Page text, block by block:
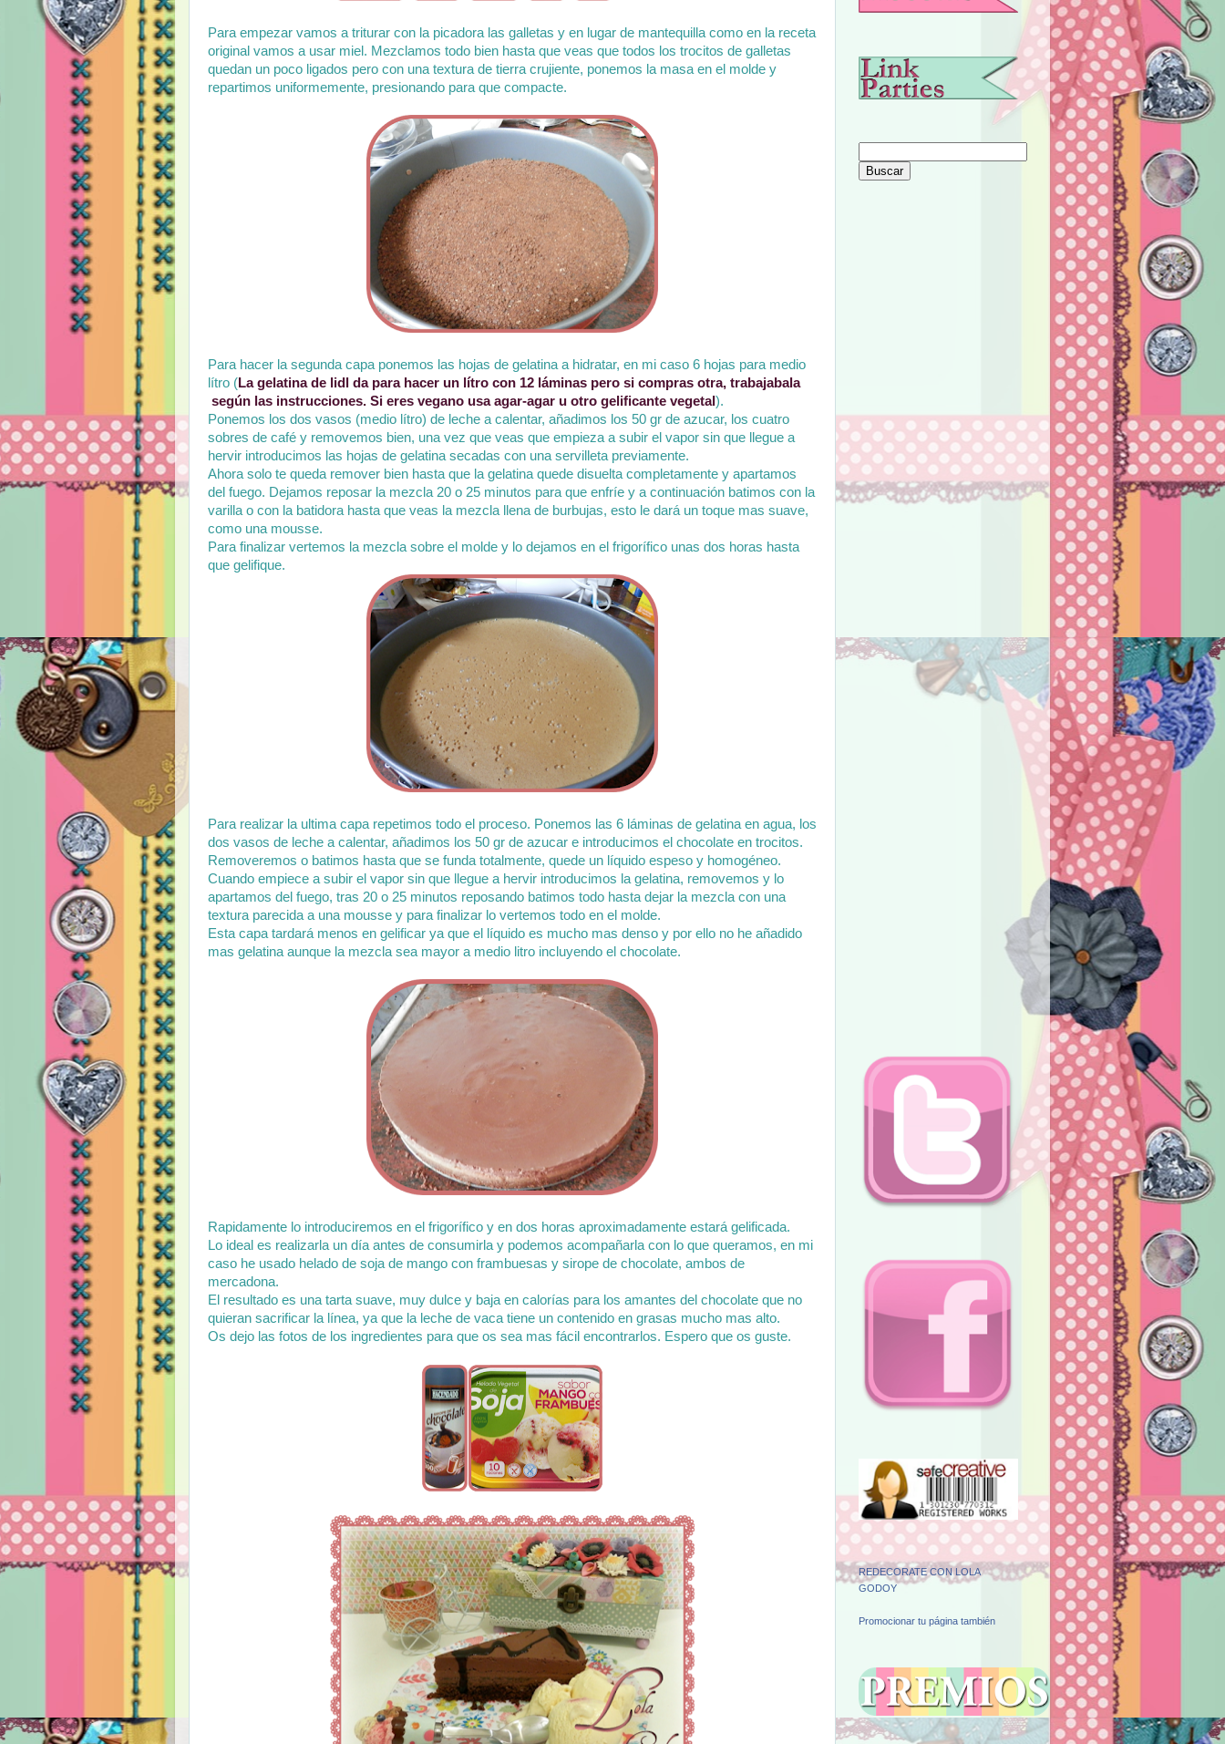
Para empezar vamos a triturar con la picadora las galletas y en lugar de mantequilla como en la receta
original vamos a usar miel. Mezclamos todo bien hasta que veas que todos los trocitos de galletas
quedan un poco ligados pero con una textura de tierra crujiente, ponemos la masa en el molde y
repartimos uniformemente, presionando para que compacte.
Para hacer la segunda capa ponemos las hojas de gelatina a hidratar, en mi caso 6 hojas para medio
lítro (La gelatina de lidl da para hacer un lítro con 12 láminas pero si compras otra, trabajabala
según las instrucciones. Si eres vegano usa agar-agar u otro gelificante vegetal).
Ponemos los dos vasos (medio lítro) de leche a calentar, añadimos los 50 gr de azucar, los cuatro
sobres de café y removemos bien, una vez que veas que empieza a subir el vapor sin que llegue a
hervir introducimos las hojas de gelatina secadas con una servilleta previamente.
Ahora solo te queda remover bien hasta que la gelatina quede disuelta completamente y apartamos
del fuego. Dejamos reposar la mezcla 20 o 25 minutos para que enfríe y a continuación batimos con la
varilla o con la batidora hasta que veas la mezcla llena de burbujas, esto le dará un toque mas suave,
como una mousse.
Para finalizar vertemos la mezcla sobre el molde y lo dejamos en el frigorífico unas dos horas hasta
que gelifique.
Para realizar la ultima capa repetimos todo el proceso. Ponemos las 6 láminas de gelatina en agua, los
dos vasos de leche a calentar, añadimos los 50 gr de azucar e introducimos el chocolate en trocitos.
Removeremos o batimos hasta que se funda totalmente, quede un líquido espeso y homogéneo.
Cuando empiece a subir el vapor sin que llegue a hervir introducimos la gelatina, removemos y lo
apartamos del fuego, tras 20 o 25 minutos reposando batimos todo hasta dejar la mezcla con una
textura parecida a una mousse y para finalizar lo vertemos todo en el molde.
Esta capa tardará menos en gelificar ya que el líquido es mucho mas denso y por ello no he añadido
mas gelatina aunque la mezcla sea mayor a medio litro incluyendo el chocolate.
Rapidamente lo introduciremos en el frigorífico y en dos horas aproximadamente estará gelificada.
Lo ideal es realizarla un día antes de consumirla y podemos acompañarla con lo que queramos, en mi
caso he usado helado de soja de mango con frambuesas y sirope de chocolate, ambos de
mercadona.
El resultado es una tarta suave, muy dulce y baja en calorías para los amantes del chocolate que no
quieran sacrificar la línea, ya que la leche de vaca tiene un contenido en grasas mucho mas alto.
Os dejo las fotos de los ingredientes para que os sea mas fácil encontrarlos. Espero que os guste.
ME GUSTA.
REDECORATE CON LOLA
GODOY
Promocionar tu página también